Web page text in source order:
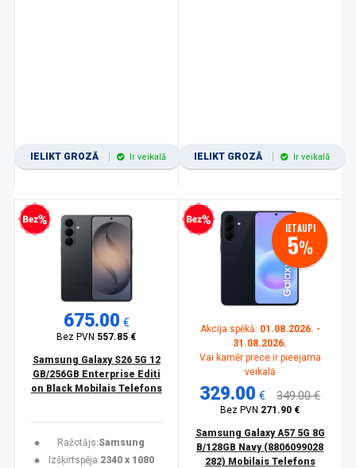
IELIKT GROZĀ Ir veikalā IELIKT GROZĀ Ir veikalā
kredīts
675.00 €
Bez PVN 557.85 €
Samsung Galaxy S26 5G 12
GB/256GB Enterprise Editi
on Black Mobilais Telefons
Ražotājs:Samsung
Izšķirtspēja:2340 x 1080
Bezprocentu kredīts IETAUPI
5%
Akcija spēkā: 01.08.2026. -
31.08.2026.
Vai kamēr prece ir pieejama
veikalā
329.00 € 349.00 €
Bez PVN 271.90 €
Samsung Galaxy A57 5G 8G
B/128GB Navy (8806099028
282) Mobilais Telefons